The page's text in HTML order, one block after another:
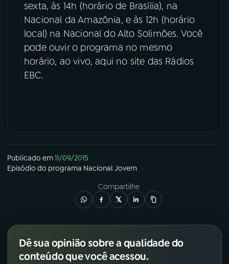
sexta, às 14h (horário de Brasília), na
Nacional da Amazônia, e às 12h (horário
local) na Nacional do Alto Solimões. Você
pode ouvir o programa no mesmo
horário, ao vivo, aqui no site das Rádios
EBC.
Publicado em11/09/2015
Episódio do programa Nacional Jovem
Compartilhe
Dê sua opinião sobre a qualidade do
conteúdo que você acessou.